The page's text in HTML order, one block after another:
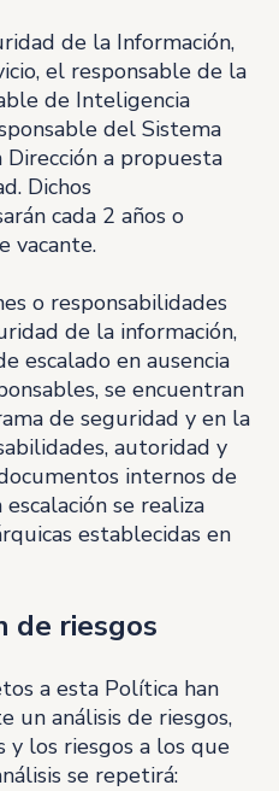
de la Información,
el responsable de la
de Inteligencia
del Sistema
a propuesta
Dichos
cada 2 años o
vacante.
o responsabilidades
de la información,
escalado en ausencia
se encuentran
de seguridad y en la
autoridad y
internos de
se realiza
establecidas en
de riesgos
a esta Política han
un análisis de riesgos,
y los riesgos a los que
se repetirá: